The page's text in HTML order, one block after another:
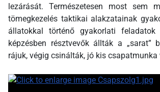
lezárását. Természetesen most sem
tömegkezelés taktikai alakzatainak
állatokkal történő gyakorlati feladatok
képzésben résztvevők állták a „sarat”
rájuk, végig csinálták, jó kis csapatmunka